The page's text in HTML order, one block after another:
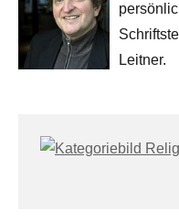
Leitner.